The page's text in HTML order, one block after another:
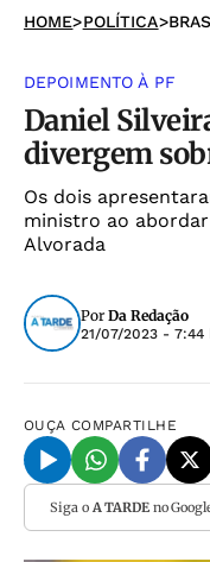
HOME>POLÍTICA>
DEPOIMENTO À PF
Daniel
divergem
Os dois
ministro ao
Alvorada
Por Da Redação
21/07/2023 - 7:44
OUÇA COMPARTILHE
Siga o A TARDEno